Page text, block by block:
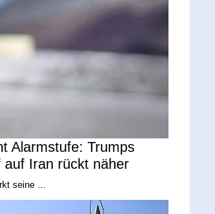
Alarmstufe: Trumps
auf Iran rückt näher
seine ...